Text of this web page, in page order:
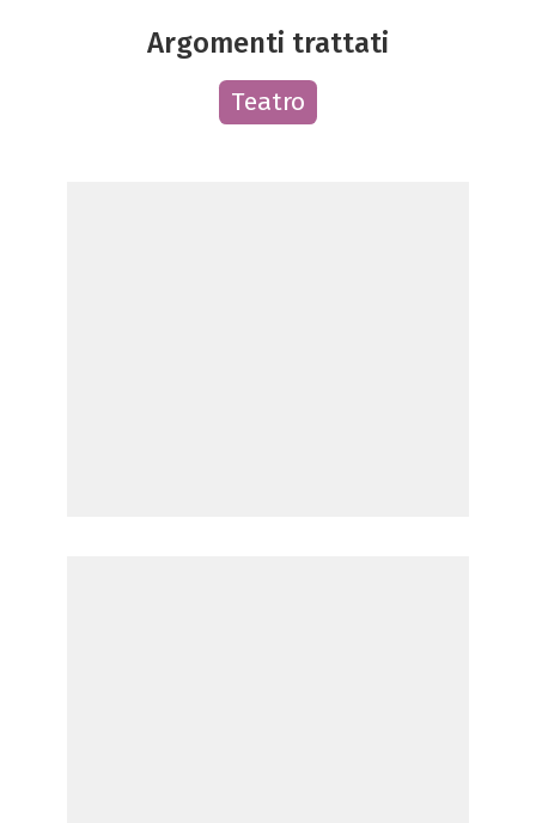
Argomenti trattati
Teatro